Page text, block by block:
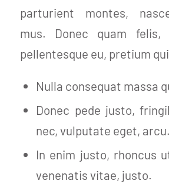
parturient montes,
mus. Donec quam felis,
pellentesque eu, pretium
Nulla consequat massa
Donec pede justo,
nec, vulputate eget, arcu.
In enim justo, rhoncus
venenatis vitae, justo.